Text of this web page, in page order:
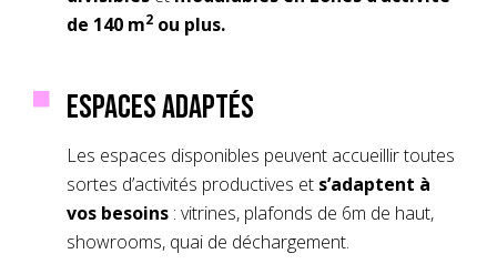
de 140 m2 ou plus.
Espaces adaptés
Les espaces disponibles peuvent accueillir toutes
sortes d’activités productives et s’adaptent à
vos besoins : vitrines, plafonds de 6m de haut,
showrooms, quai de déchargement.